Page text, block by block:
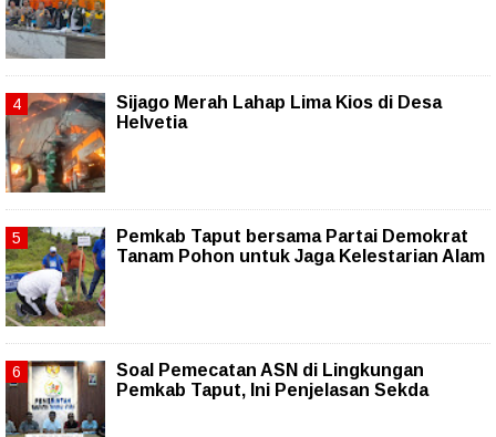
Sijago Merah Lahap Lima Kios di Desa
Helvetia
Pemkab Taput bersama Partai Demokrat
Tanam Pohon untuk Jaga Kelestarian Alam
Soal Pemecatan ASN di Lingkungan
Pemkab Taput, Ini Penjelasan Sekda